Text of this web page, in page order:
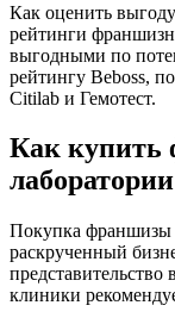
Как оценить
рейтинги
выгодными по
рейтингу Beboss,
Citilab и Гемотест.
Как купить
Покупка франшизы
раскрученный
клиники